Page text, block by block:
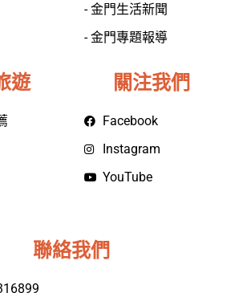
- 金門生活新聞
- 金門專題報導
遊 關注我們
Facebook
Instagram
YouTube
聯絡我們